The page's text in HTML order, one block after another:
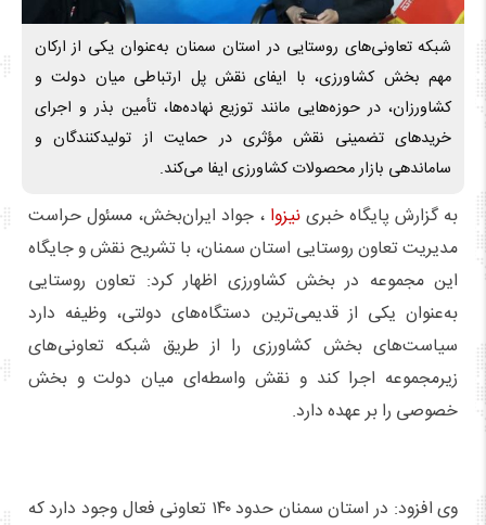
شبکه تعاونی‌های روستایی در استان سمنان به‌عنوان یکی از ارکان
مهم بخش کشاورزی، با ایفای نقش پل ارتباطی میان دولت و
کشاورزان، در حوزه‌هایی مانند توزیع نهاده‌ها، تأمین بذر و اجرای
خریدهای تضمینی نقش مؤثری در حمایت از تولیدکنندگان و
ساماندهی بازار محصولات کشاورزی ایفا می‌کند.
به گزارش پایگاه خبرینیزوا ، جواد ایران‌بخش، مسئول حراست
مدیریت تعاون روستایی استان سمنان، با تشریح نقش و جایگاه
این مجموعه در بخش کشاورزی اظهار کرد: تعاون روستایی
به‌عنوان یکی از قدیمی‌ترین دستگاه‌های دولتی، وظیفه دارد
سیاست‌های بخش کشاورزی را از طریق شبکه تعاونی‌های
زیرمجموعه اجرا کند و نقش واسطه‌ای میان دولت و بخش
خصوصی را بر عهده دارد.
وی افزود: در استان سمنان حدود ۱۴۰ تعاونی فعال وجود دارد که